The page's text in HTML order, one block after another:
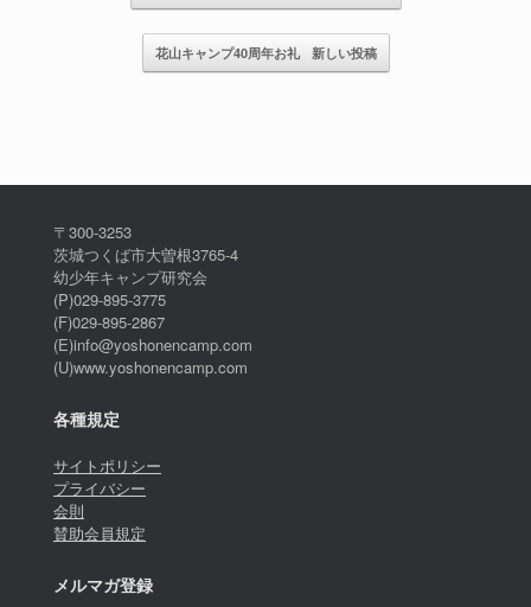
花山キャンプ40周年お礼 新しい投稿
〒300-3253
茨城つくば市大曽根3765-4
幼少年キャンプ研究会
(P)029-895-3775
(F)029-895-2867
(E)info@yoshonencamp.com
(U)www.yoshonencamp.com
各種規定
サイトポリシー
プライバシー
会則
賛助会員規定
メルマガ登録